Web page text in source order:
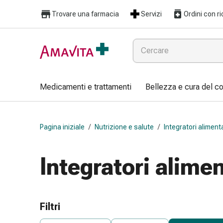
Medicamenti
Lesioni
cutanee
cicatrici
elastiche
le
di
fissaggio
Trovare una farmacia Servizi Ordini con
Medicamenti e trattamenti Bellezza e cura del
Pagina iniziale / Nutrizione e salute / Integratori
Integratori
Filtri